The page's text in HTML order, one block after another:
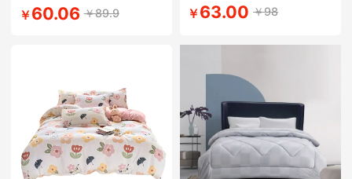
￥60.06 ￥89.9
￥63.00 ￥98